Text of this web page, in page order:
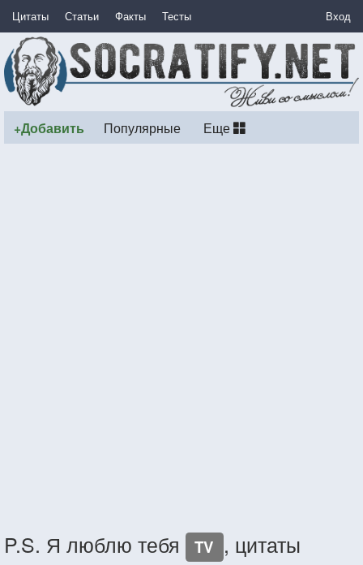
Цитаты Статьи Факты Тесты Вход
+Добавить Популярные Еще
P.S. Я люблю тебя TV , цитаты